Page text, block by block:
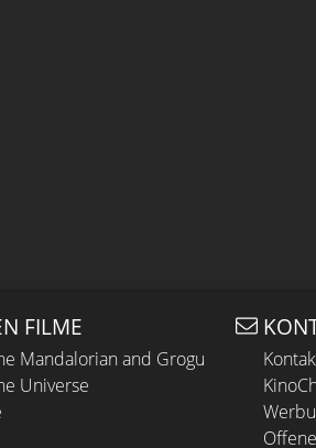
FILME
Mandalorian and Grogu
Universe